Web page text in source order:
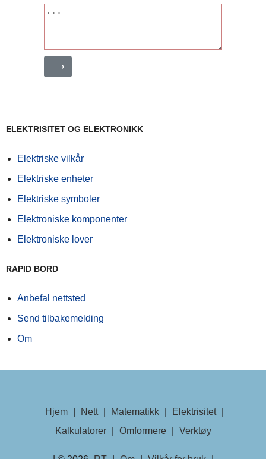
⟶
ELEKTRISITET OG ELEKTRONIKK
Elektriske vilkår
Elektriske enheter
Elektriske symboler
Elektroniske komponenter
Elektroniske lover
RAPID BORD
Anbefal nettsted
Send tilbakemelding
Om
Hjem Nett Matematikk Elektrisitet
Kalkulatorer
Omformere Verktøy